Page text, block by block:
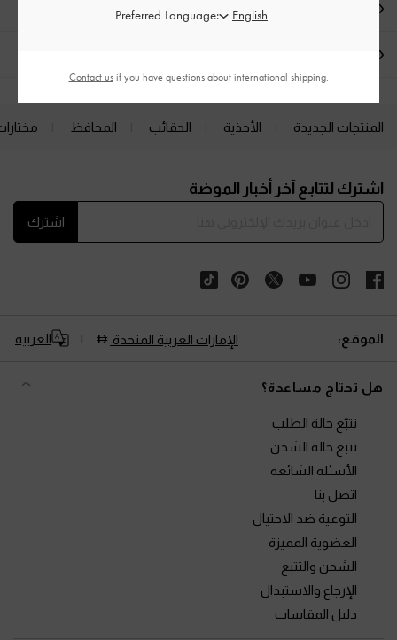
المنتجات الجديدة الأحذية الحقائب المحافظ
اشترك لتتابع آخر أخبار الموضة
اشترك
الموقع: الإمارات العربية المتحدة العربية
هل تحتاج مساعدة؟
تتبّع حالة الطلب
تتبع حالة الشحن
الأسئلة الشائعة
اتصل بنا
التوعية ضد الاحتيال
العضوية المميزة
الشحن والتتبع
الإرجاع والاستبدال
دليل المقاسات
Preferred Language:
Contact usif you have questions about international shipping.